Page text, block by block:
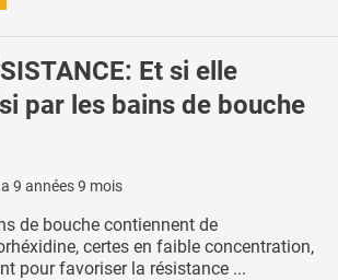
Et si elle
par les bains de bouche
9 années 9 mois
de bouche contiennent de
certes en faible concentration,
pour favoriser la résistance ...